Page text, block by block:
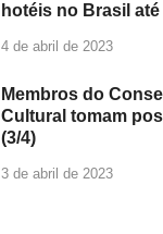
hotéis no Brasil até
4 de abril de 2023
Membros do
Cultural tomam
(3/4)
3 de abril de 2023